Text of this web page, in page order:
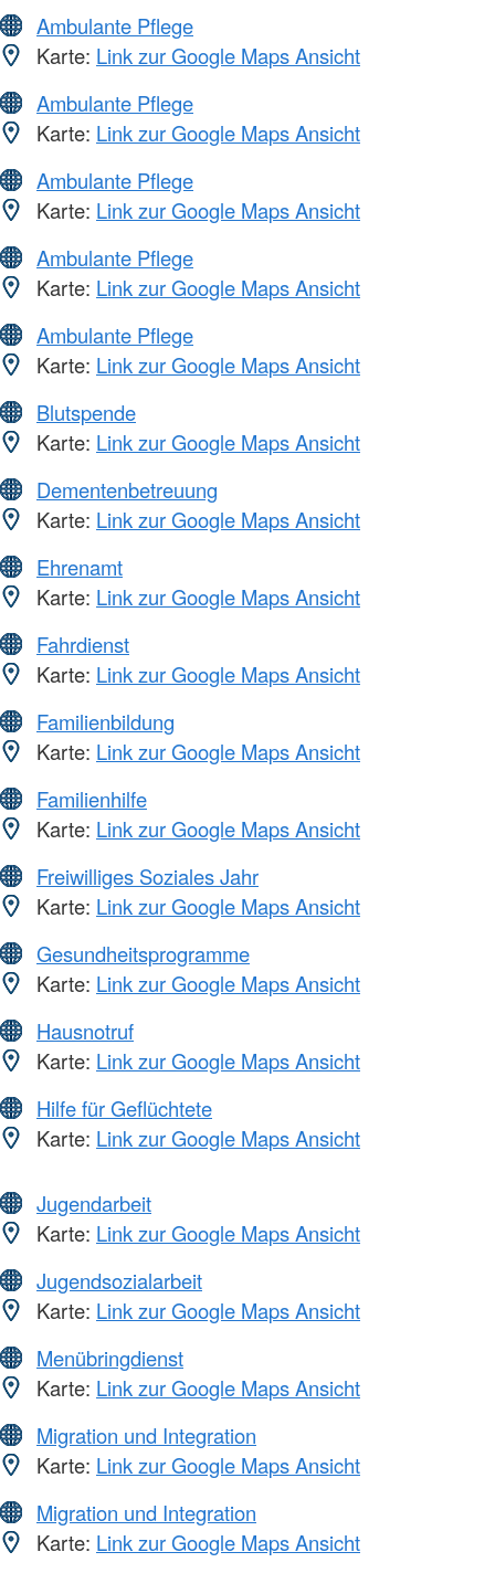
Ambulante Pflege
Karte: Link zur Google Maps Ansicht
Ambulante Pflege
Karte: Link zur Google Maps Ansicht
Ambulante Pflege
Karte: Link zur Google Maps Ansicht
Ambulante Pflege
Karte: Link zur Google Maps Ansicht
Ambulante Pflege
Karte: Link zur Google Maps Ansicht
Blutspende
Karte: Link zur Google Maps Ansicht
Dementenbetreuung
Karte: Link zur Google Maps Ansicht
Ehrenamt
Karte: Link zur Google Maps Ansicht
Fahrdienst
Karte: Link zur Google Maps Ansicht
Familienbildung
Karte: Link zur Google Maps Ansicht
Familienhilfe
Karte: Link zur Google Maps Ansicht
Freiwilliges Soziales Jahr
Karte: Link zur Google Maps Ansicht
Gesundheitsprogramme
Karte: Link zur Google Maps Ansicht
Hausnotruf
Karte: Link zur Google Maps Ansicht
Hilfe für Geflüchtete
Karte: Link zur Google Maps Ansicht
Jugendarbeit
Karte: Link zur Google Maps Ansicht
Jugendsozialarbeit
Karte: Link zur Google Maps Ansicht
Menübringdienst
Karte: Link zur Google Maps Ansicht
Migration und Integration
Karte: Link zur Google Maps Ansicht
Migration und Integration
Karte: Link zur Google Maps Ansicht